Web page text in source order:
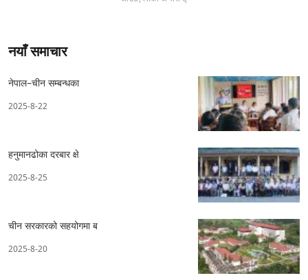
नयाँ समाचार
नेपाल–चीन सम्बन्धका
2025-8-22
हनुमानढोका दरबार क्षे
2025-8-25
चीन सरकारको सहयोगमा ब
2025-8-20